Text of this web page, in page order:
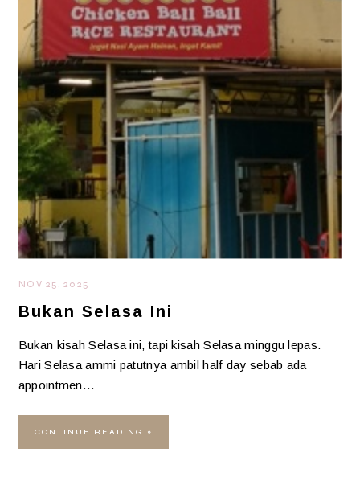
NOV 25, 2025
Bukan Selasa Ini
Bukan kisah Selasa ini, tapi kisah Selasa minggu lepas.
Hari Selasa ammi patutnya ambil half day sebab ada
appointmen…
CONTINUE READING »